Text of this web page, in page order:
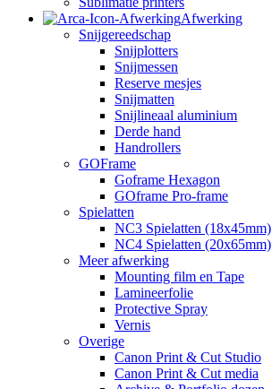
Afwerking
Snijgereedschap
Snijplotters
Snijmessen
Reserve mesjes
Snijmatten
Snijlineaal aluminium
Derde hand
Handrollers
GOFrame
Goframe Hexagon
GOframe Pro-frame
Spielatten
NC3 Spielatten (18x45mm)
NC4 Spielatten (20x65mm)
Meer afwerking
Mounting film en Tape
Lamineerfolie
Protective Spray
Vernis
Overige
Canon Print & Cut Studio
Canon Print & Cut media